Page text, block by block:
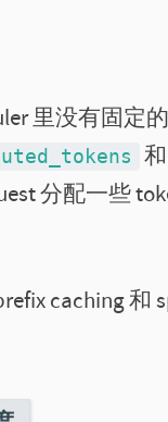
里没有固定的
分配一些
caching 和